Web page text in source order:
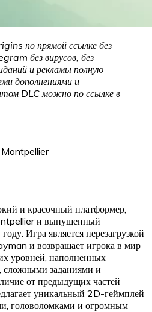
по прямой ссылке без
без вирусов, без
и рекламы полную
дополнениями и
DLC можно по ссылке в
Montpellier
и красочный платформер,
и выпущенный
Игра является перезагрузкой
и возвращает игрока в мир
уровней, наполненных
заданиями и
от предыдущих частей
уникальный 2D-геймплей
головоломками и огромным